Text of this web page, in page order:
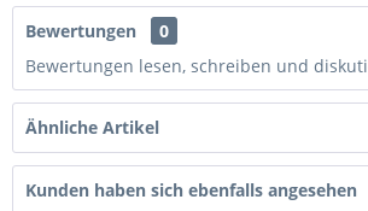
Bewertungen
0
Bewertungen lesen, schreiben und
Ähnliche Artikel
Kunden haben sich ebenfalls angesehen